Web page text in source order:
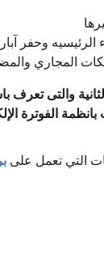
وحفر آبار
المجاري
والتى تعرف
الفوترة
التي تعمل على